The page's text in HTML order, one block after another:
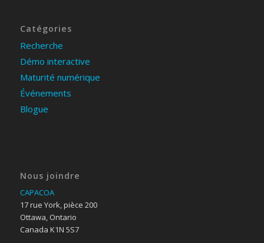
Catégories
Recherche
Démo interactive
Maturité numérique
Événements
Blogue
Nous joindre
CAPACOA
17 rue York, pièce 200
Ottawa, Ontario
Canada K1N 5S7